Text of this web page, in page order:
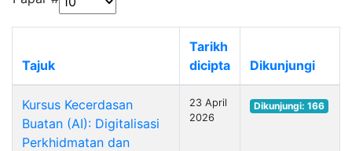
Tajuk
Tarikh
dicipta
Dikunjungi
Kursus Kecerdasan
Buatan (AI): Digitalisasi
Perkhidmatan dan
23 April
2026
Dikunjungi: 166